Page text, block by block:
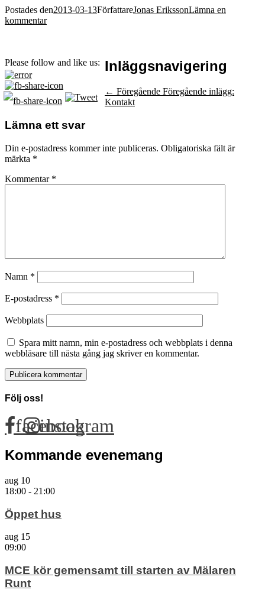
Postades den2013-03-13FörfattareJonas ErikssonLämna en
kommentar
Please follow and like us: Inläggsnavigering
← Föregående Föregående inlägg:
Kontakt
Lämna ett svar
Din e-postadress kommer inte publiceras. Obligatoriska fält är
märkta *
Kommentar *
Namn *
E-postadress *
Webbplats
Spara mitt namn, min e-postadress och webbplats i denna
webbläsare till nästa gång jag skriver en kommentar.
Följ oss!
facebook
instagram
Kommande evenemang
aug 10
18:00 - 21:00
Öppet hus
aug 15
09:00
MCE kör gemensamt till starten av Mälaren
Runt